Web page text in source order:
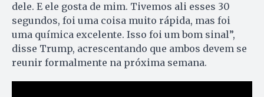
dele. E ele gosta de mim. Tivemos ali esses 30
segundos, foi uma coisa muito rápida, mas foi
uma química excelente. Isso foi um bom sinal”,
disse Trump, acrescentando que ambos devem se
reunir formalmente na próxima semana.